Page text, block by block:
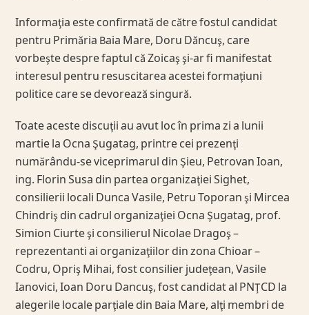
Informaţia este confirmată de către fostul candidat
pentru Primăria Baia Mare, Doru Dăncuş, care
vorbeşte despre faptul că Zoicaş şi-ar fi manifestat
interesul pentru resuscitarea acestei formaţiuni
politice care se devorează singură.
Toate aceste discuţii au avut loc în prima zi a lunii
martie la Ocna Şugatag, printre cei prezenţi
numărându-se viceprimarul din Şieu, Petrovan Ioan,
ing. Florin Susa din partea organizaţiei Sighet,
consilierii locali Dunca Vasile, Petru Toporan şi Mircea
Chindriş din cadrul organizaţiei Ocna Şugatag, prof.
Simion Ciurte şi consilierul Nicolae Dragoş –
reprezentanti ai organizaţiilor din zona Chioar –
Codru, Opriş Mihai, fost consilier judeţean, Vasile
Ianovici, Ioan Doru Dancuş, fost candidat al PNŢCD la
alegerile locale parţiale din Baia Mare, alţi membri de